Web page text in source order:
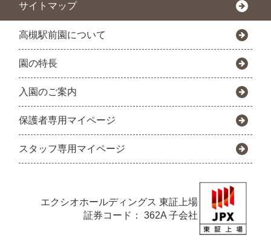
サイトマップ
高槻駅前園について
園の特長
入園のご案内
保護者専用マイページ
スタッフ専用マイページ
エクシオホールディングス 東証上場
証券コード： 362A 子会社